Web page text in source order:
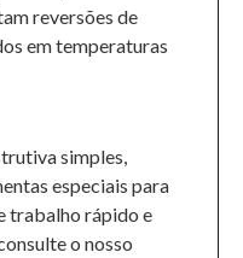
reversões de
em temperaturas
simples,
especiais para
trabalho rápido e
o nosso